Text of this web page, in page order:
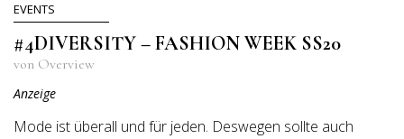
EVENTS
#4DIVERSITY – FASHION WEEK SS20
von Overview
Anzeige
Mode ist überall und für jeden. Deswegen sollte auch